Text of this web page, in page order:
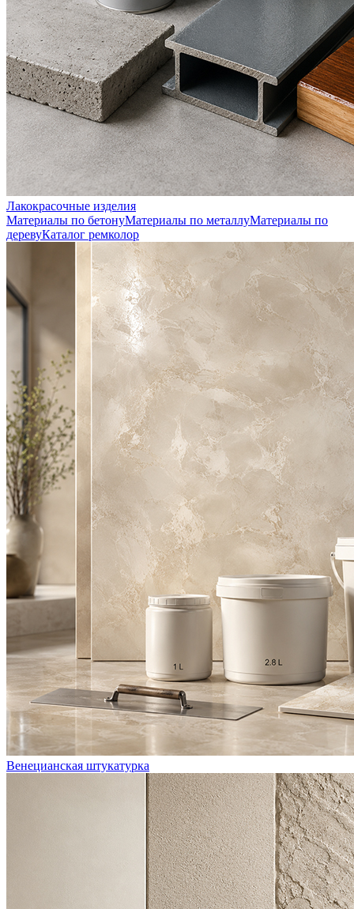
Лакокрасочные изделия
Материалы по бетонуМатериалы по металлуМатериалы по
деревуКаталог ремколор
Венецианская штукатурка